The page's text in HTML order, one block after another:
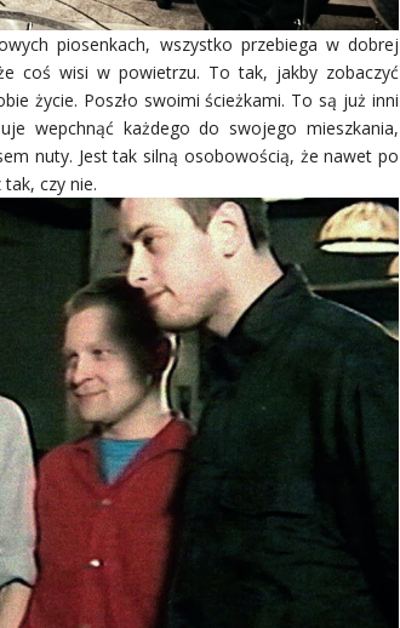
piosenkach, wszystko przebiega w dobrej
coś wisi w powietrzu. To tak, jakby zobaczyć
życie. Poszło swoimi ścieżkami. To są już inni
wepchnąć każdego do swojego mieszkania,
nuty. Jest tak silną osobowością, że nawet po
czy nie.